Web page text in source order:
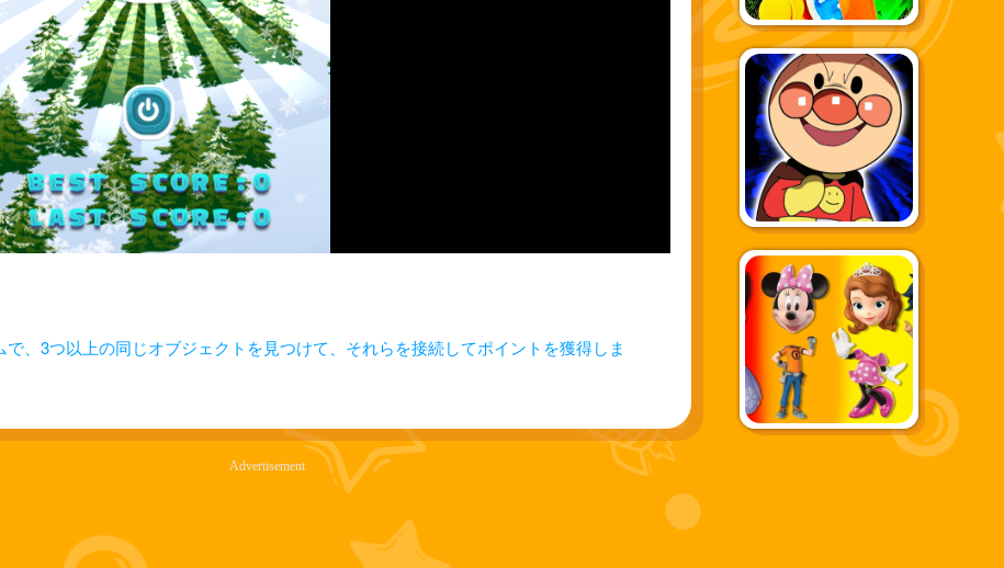
、3つ以上の同じオブジェクトを見つけて、それらを接続してポイントを獲得しま
Advertisement